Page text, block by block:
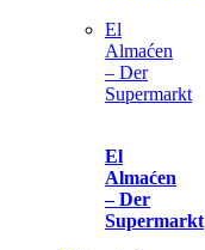
El
Almaćen
– Der
Supermarkt
El
Almaćen
– Der
Supermarkt